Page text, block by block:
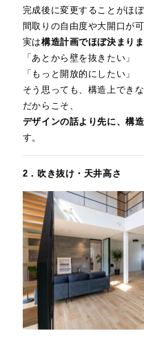
完成後に変更することがほぼ
間取りの自由度や大開口が
実は構造計画でほぼ決まりま
「あとから壁を抜きたい」
「もっと開放的にしたい」
そう思っても、構造上でき
だからこそ、
デザインの話より先に、構
す。
2．吹き抜け・天井高さ